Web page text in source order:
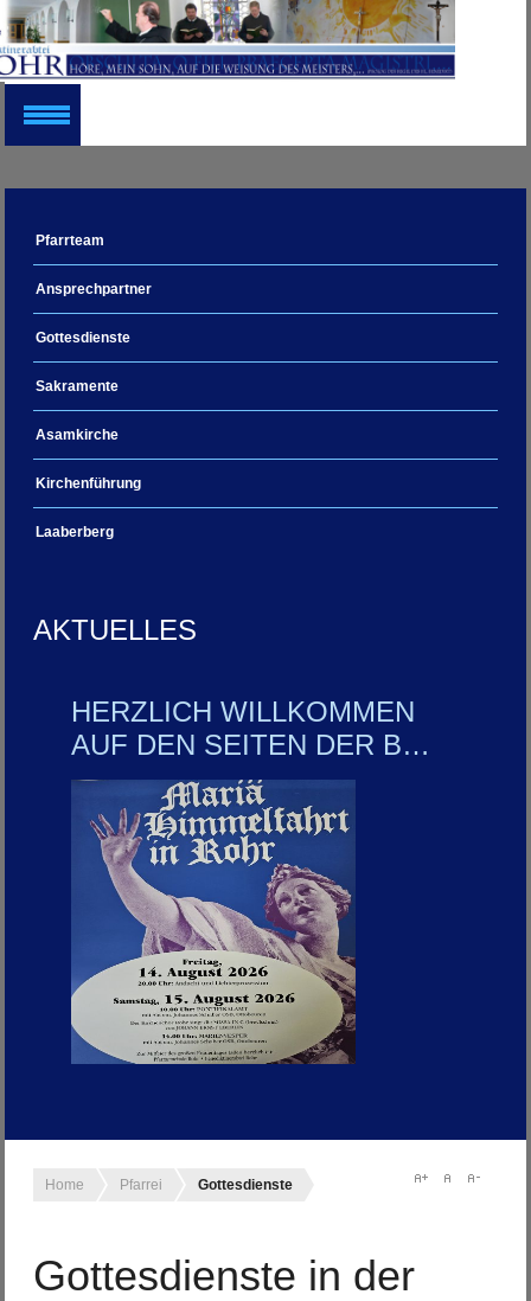
Pfarrteam
Ansprechpartner
Gottesdienste
Sakramente
Asamkirche
Kirchenführung
Laaberberg
AKTUELLES
HERZLICH WILLKOMMEN
AUF DEN SEITEN DER B…
Home Pfarrei Gottesdienste
Gottesdienste in der